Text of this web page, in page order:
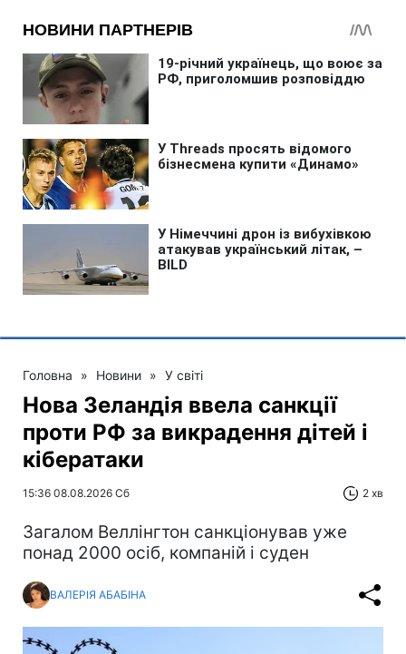
Головна » Новини » У світі
Нова Зеландія ввела санкції
проти РФ за викрадення дітей і
кібератаки
15:36 08.08.2026 Сб 2 хв
Загалом Веллінгтон санкціонував уже
понад 2000 осіб, компаній і суден
ВАЛЕРІЯ АБАБІНА